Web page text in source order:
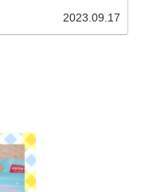
2023.09.17